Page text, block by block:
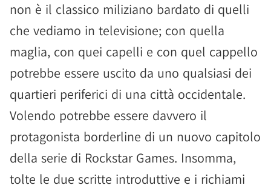
non è il classico miliziano bardato di quelli
che vediamo in televisione; con quella
maglia, con quei capelli e con quel cappello
potrebbe essere uscito da uno qualsiasi dei
quartieri periferici di una città occidentale.
Volendo potrebbe essere davvero il
protagonista borderline di un nuovo capitolo
della serie di Rockstar Games. Insomma,
tolte le due scritte introduttive e i richiami